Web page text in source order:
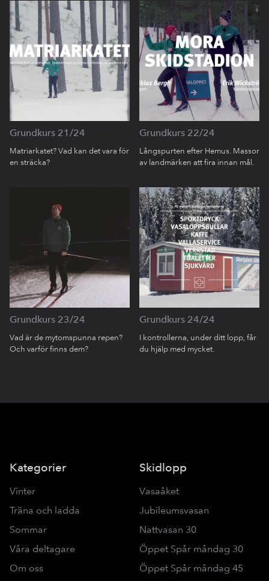
Grundkurs 21/24
Matriarkatet? Vad kan det vara för
en sträcka?
Grundkurs 22/24
Långspurten efter Hemus. Massor
av landmärken att fira innan mål.
Grundkurs 23/24
Vad är de mytomspunna repen?
Och varför finns dem?
Grundkurs 24/24
I kontrollerna, under ditt lopp, får
du hjälp med mycket.
Kategorier
Vinter
Träna och ladda
Sommar
Våra deltagare
Om oss
Skidlopp
Vasaåket
Jubileumsvasan
Nattvasan 30
Öppet Spår måndag 30
Öppet Spår måndag 45